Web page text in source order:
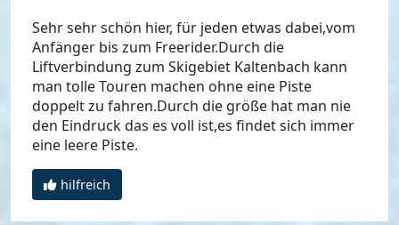
Sehr sehr schön hier, für jeden etwas dabei,vom
Anfänger bis zum Freerider.Durch die
Liftverbindung zum Skigebiet Kaltenbach kann
man tolle Touren machen ohne eine Piste
doppelt zu fahren.Durch die größe hat man nie
den Eindruck das es voll ist,es findet sich immer
eine leere Piste.
hilfreich